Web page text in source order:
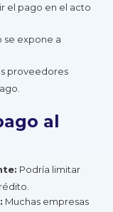
el pago en el acto
se expone a
proveedores
al
Podría limitar
Muchas empresas